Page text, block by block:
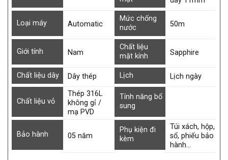
Loại máy Automatic
Mức chống
nước
50m
Giới tính Nam
Chất liệu
mặt kính
Sapphire
Chất liệu dây Dây thép Lịch Lịch ngày
Chất liệu vỏ
Thép 316L
không gỉ /
mạ PVD
Tính năng bổ
sung
Bảo hành 05 năm
Phụ kiện đi
kèm
Túi xách, hộp,
sổ, phiếu bảo
hành…